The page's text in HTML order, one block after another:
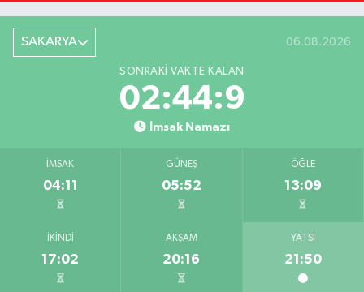
SAKARYA 06.08.2026
SONRAKI VAKTE KALAN
02:44:9
İmsak Namazı
İMSAK
04:11
GÜNEŞ
05:52
ÖĞLE
13:09
İKINDI
17:02
AKŞAM
20:16
YATSI
21:50